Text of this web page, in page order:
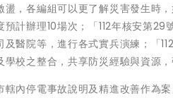
盪，各編組可以更了解災害發生時
計辦理10場次；「112年核安第
醫院等，進行各式實兵演練；「
校之整合，共享防災經驗與資源，
內停電事故說明及精進改善作為